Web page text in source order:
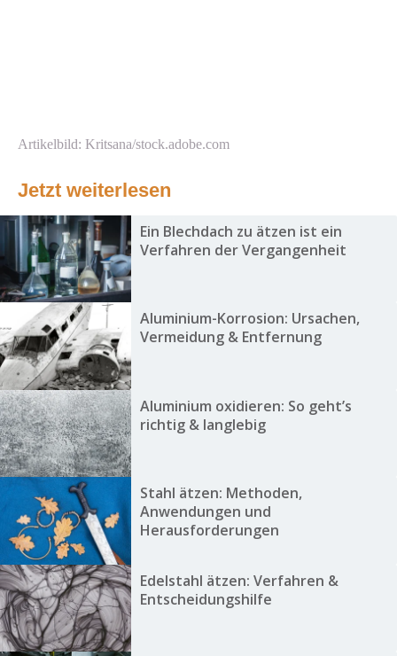
Artikelbild: Kritsana/stock.adobe.com
Jetzt weiterlesen
Ein Blechdach zu ätzen ist ein
Verfahren der Vergangenheit
Aluminium-Korrosion: Ursachen,
Vermeidung & Entfernung
Aluminium oxidieren: So geht’s
richtig & langlebig
Stahl ätzen: Methoden,
Anwendungen und
Herausforderungen
Edelstahl ätzen: Verfahren &
Entscheidungshilfe